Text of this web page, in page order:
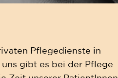
Pflegedienste in
gibt es bei der Pflege